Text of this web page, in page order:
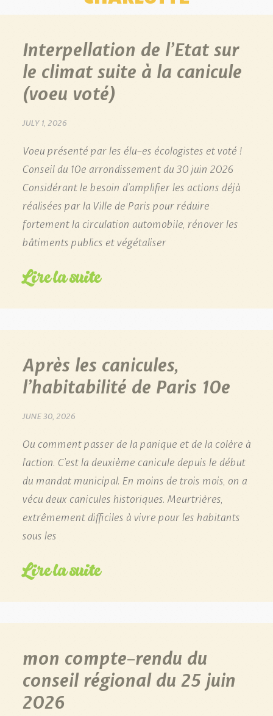
Interpellation de l’Etat sur
le climat suite à la canicule
(voeu voté)
JULY 1, 2026
Voeu présenté par les élu-es écologistes et voté !
Conseil du 10e arrondissement du 30 juin 2026
Considérant le besoin d’amplifier les actions déjà
réalisées par la Ville de Paris pour réduire
fortement la circulation automobile, rénover les
bâtiments publics et végétaliser
Lire la suite
Après les canicules,
l’habitabilité de Paris 10e
JUNE 30, 2026
Ou comment passer de la panique et de la colère à
l’action. C’est la deuxième canicule depuis le début
du mandat municipal. En moins de trois mois, on a
vécu deux canicules historiques. Meurtrières,
extrêmement difficiles à vivre pour les habitants
sous les
Lire la suite
mon compte-rendu du
conseil régional du 25 juin
2026